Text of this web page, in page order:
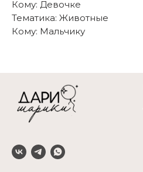
Кому: Девочке
Тематика: Животные
Кому: Мальчику